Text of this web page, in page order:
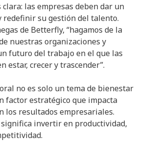
las empresas deben dar un
redefinir su gestión del talento.
de Betterfly, “hagamos de la
nuestras organizaciones y
futuro del trabajo en el que las
estar, crecer y trascender”.
no es solo un tema de bienestar
factor estratégico que impacta
los resultados empresariales.
invertir en productividad,